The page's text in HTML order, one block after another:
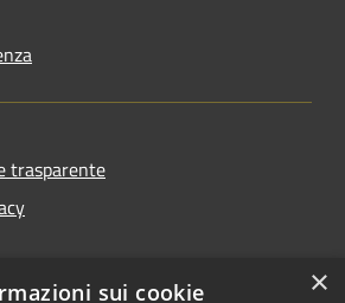
trasparente
×
sui cookie